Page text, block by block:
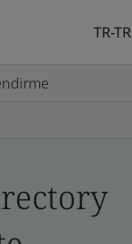
TR-TR